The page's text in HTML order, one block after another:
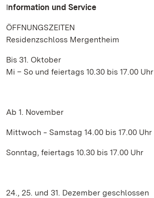
Information und Service
ÖFFNUNGSZEITEN
Residenzschloss Mergentheim
Bis 31. Oktober
Mi – So und feiertags 10.30 bis 17.00 Uhr
Ab 1. November
Mittwoch ‒ Samstag 14.00 bis 17.00 Uhr
Sonntag, feiertags 10.30 bis 17.00 Uhr
24., 25. und 31. Dezember geschlossen